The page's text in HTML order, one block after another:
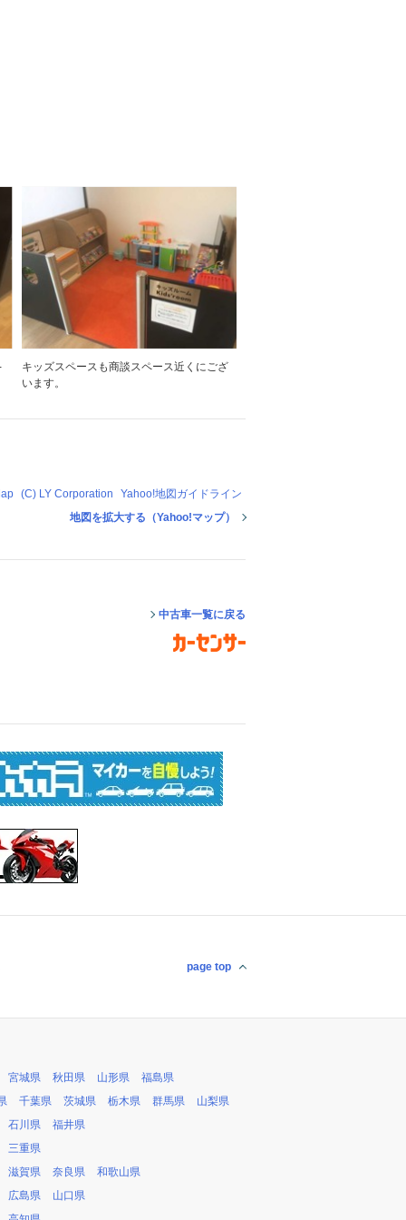
キッズスペースも商談スペース近くにござ
います。
(C) LY Corporation
Yahoo!地図ガイドライン
地図を拡大する（Yahoo!マップ）
中古車一覧に戻る
page top
宮城県 秋田県 山形県
福島県
千葉県 茨城県 栃木県 群馬県
山梨県
石川県
福井県
三重県
滋賀県 奈良県
和歌山県
広島県
山口県